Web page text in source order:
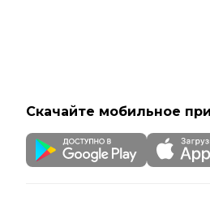
Скачайте мобильное